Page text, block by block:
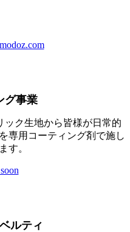
グ事業
ック生地から皆様が日常的
専用コーティング剤で施し
す。
ルティ